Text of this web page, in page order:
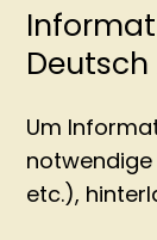
Deutsch
Um
etc.),